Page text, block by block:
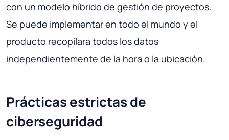
con un modelo híbrido de gestión de proyectos.
Se puede implementar en todo el mundo y el
producto recopilará todos los datos
independientemente de la hora o la ubicación.
Prácticas estrictas de
ciberseguridad